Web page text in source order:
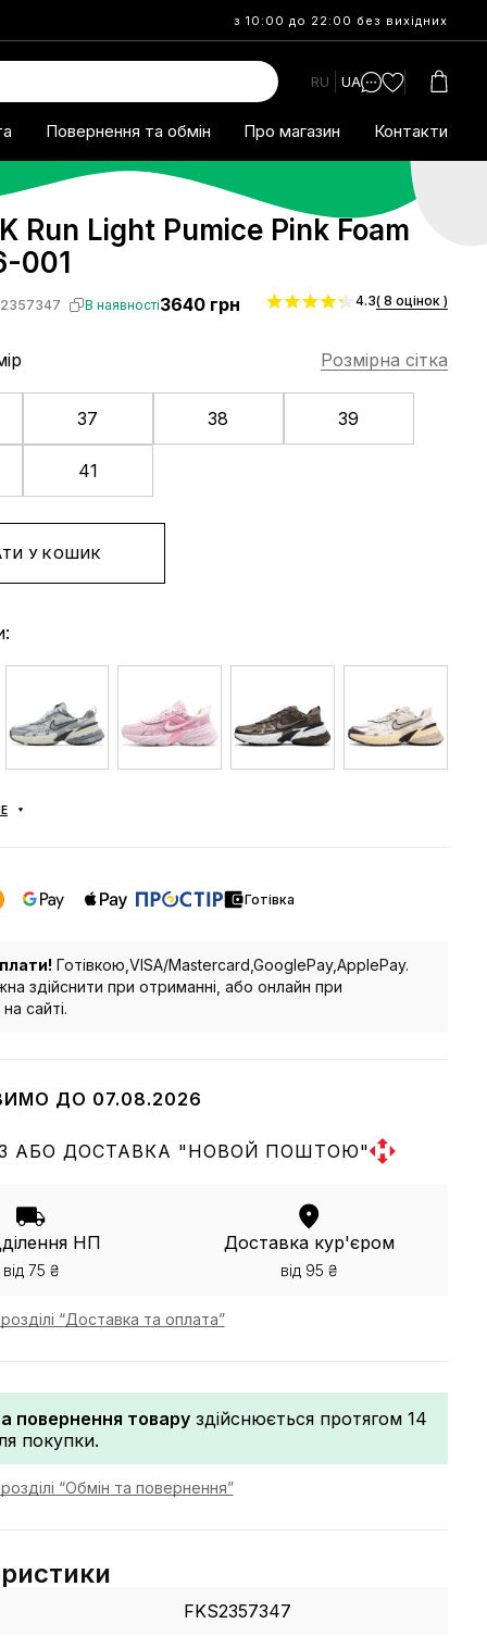
з 10:00 до 22:00 без вихідних
RU UA
Повернення та обмін Про магазин Контакти
Run Light Pumice Pink Foam
001
В наявності3640грн 4.3( 8 оцінок )
Розмірна сітка
37 38 39
41
У КОШИК
Готівка
Готівкою,VISA/Mastercard,GooglePay,ApplePay.
здійснити при отриманні, або онлайн при
сайті.
ДО 07.08.2026
АБО ДОСТАВКА "НОВОЙ ПОШТОЮ"
НП
від 75 ₴
Доставка кур'єром
від 95 ₴
“Доставка та оплата”
повернення товаруздійснюється протягом 14
покупки.
“Обмін та повернення”
FKS2357347